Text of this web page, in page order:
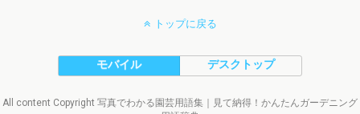
トップに戻る
モバイル デスクトップ
All content Copyright 写真でわかる園芸用語集｜見て納得！かんたんガーデニング